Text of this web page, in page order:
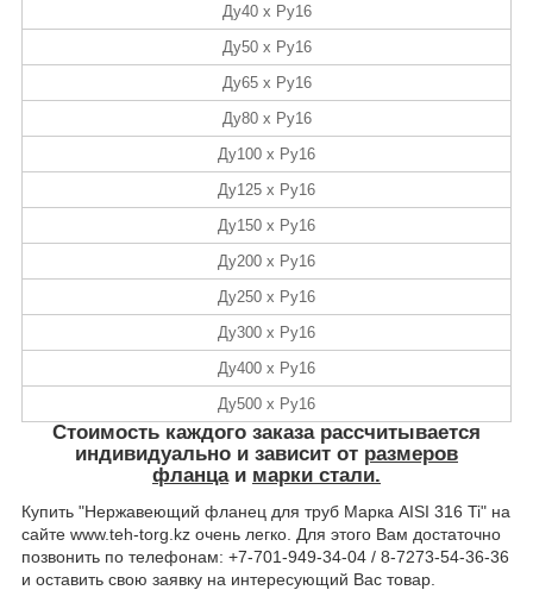
Ду40 х Ру16
Ду50 х Ру16
Ду65 х Ру16
Ду80 х Ру16
Ду100 х Ру16
Ду125 х Ру16
Ду150 х Ру16
Ду200 х Ру16
Ду250 х Ру16
Ду300 х Ру16
Ду400 х Ру16
Ду500 х Ру16
Стоимость каждого заказа рассчитывается
индивидуально и зависит от размеров
фланцаи марки стали.
Купить "Нержавеющий фланец для труб Марка AISI 316 Ti" на
сайте www.teh-torg.kz очень легко. Для этого Вам достаточно
позвонить по телефонам: +7-701-949-34-04 / 8-7273-54-36-36
и оставить свою заявку на интересующий Вас товар.